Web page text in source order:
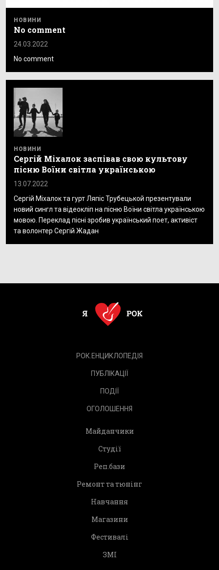
НОВИНИ
No comment
24.03.2022
No comment
НОВИНИ
Сергій Міхалок заспівав свою культову
пісню Воїни світла українською
13.07.2022
Сергій Міхалок та гурт Ляпіс Трубецькой презентували
новий сингл та відеокліп на пісню Воїни світла українською
мовою. Переклад пісні зробив український поет, активіст
та волонтер Сергій Жадан
РОК.ЕНЦИКЛОПЕДІЯ
ПУБЛІКАЦІЇ
ПОДІЇ
ОГОЛОШЕННЯ
Майданчики
Студії
Реп.бази
Ремонт та тюнінг
Навчання
Магазини
Фестивалі
ЗМІ